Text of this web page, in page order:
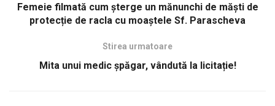
Femeie filmată cum șterge un mănunchi de măști de
protecție de racla cu moaștele Sf. Parascheva
Stirea urmatoare
Mita unui medic șpăgar, vândută la licitație!